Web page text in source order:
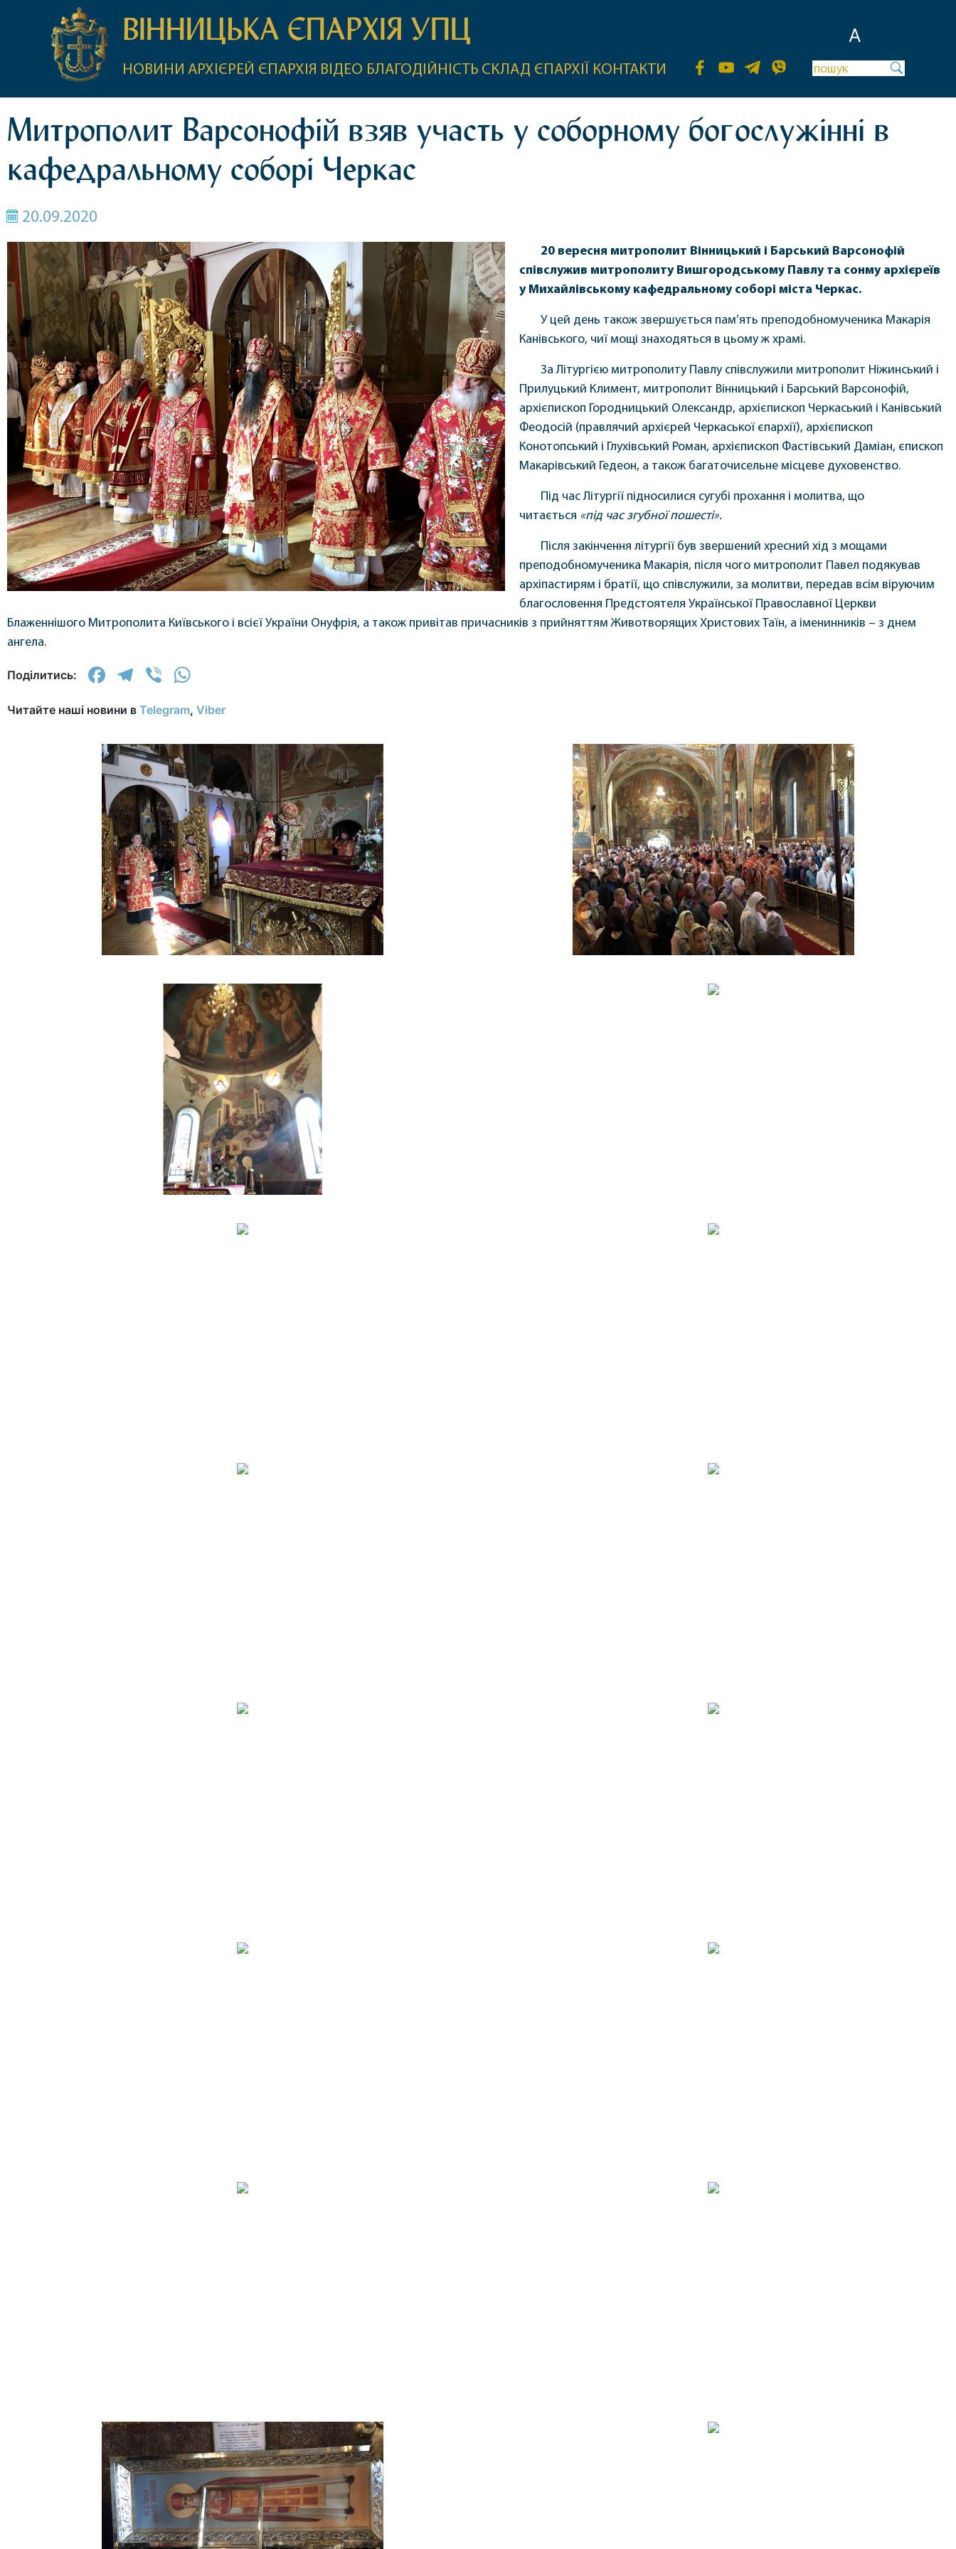
A
ВІННИЦЬКА ЄПАРХІЯ УПЦ
НОВИНИ АРХІЄРЕЙ ЄПАРХІЯ ВІДЕО БЛАГОДІЙНІСТЬ СКЛАД ЄПАРХІЇ КОНТАКТИ
Митрополит Варсонофій взяв участь у соборному богослужінні в
кафедральному соборі Черкас
20.09.2020
20 вересня митрополит Вінницький і Барський Варсонофій
співслужив митрополиту Вишгородському Павлу та сонму архієреїв
у Михайлівському кафедральному соборі міста Черкас.
У цей день також звершується пам’ять преподобномученика Макарія
Канівського, чиї мощі знаходяться в цьому ж храмі.
За Літургією митрополиту Павлу співслужили митрополит Ніжинський і
Прилуцький Климент, митрополит Вінницький і Барський Варсонофій,
архієпископ Городницький Олександр, архієпископ Черкаський і Канівський
Феодосій (правлячий архієрей Черкаської єпархії), архієпископ
Конотопський і Глухівський Роман, архієпископ Фастівський Даміан, єпископ
Макарівський Гедеон, а також багаточисельне місцеве духовенство.
Під час Літургії підносилися сугубі прохання і молитва, що
читається «під час згубної пошесті».
Після закінчення літургії був звершений хресний хід з мощами
преподобномученика Макарія, після чого митрополит Павел подякував
архіпастирям і братії, що співслужили, за молитви, передав всім віруючим
благословення Предстоятеля Української Православної Церкви
Блаженнішого Митрополита Київського і всієї України Онуфрія, а також привітав причасників з прийняттям Животворящих Христових Таїн, а іменинників – з днем
ангела.
Поділитись: Facebook
Telegram
Viber
Читайте наші новини в Telegram, Viber